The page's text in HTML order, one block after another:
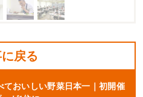
戻る
ておいしい野菜日本一｜初開催